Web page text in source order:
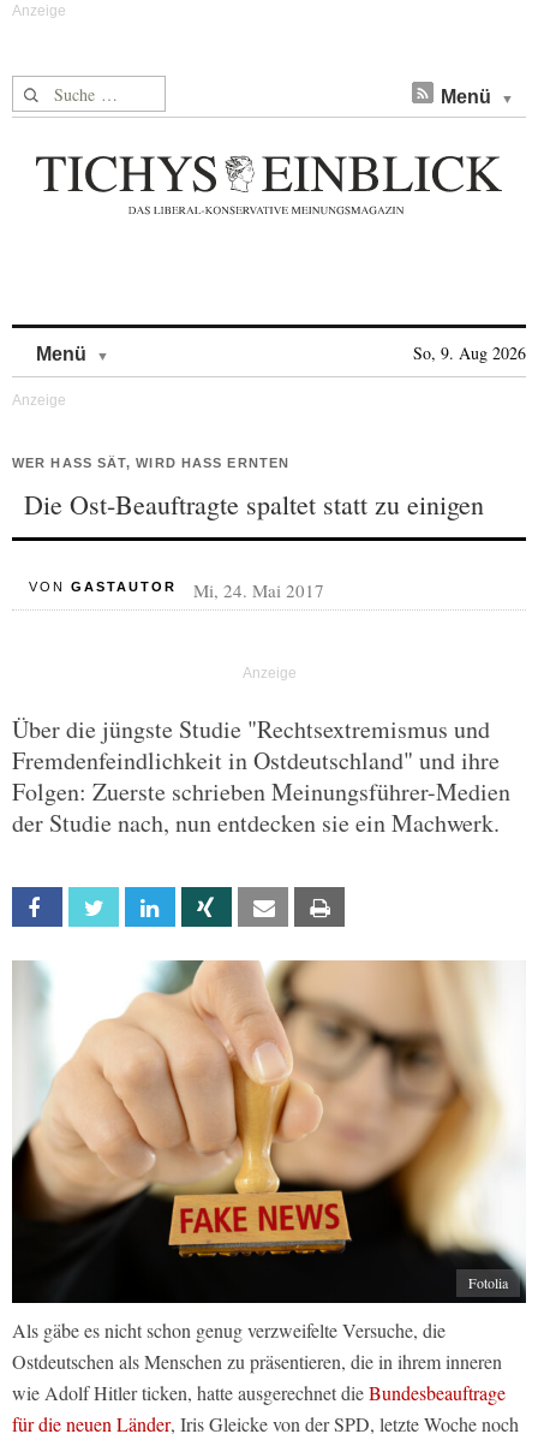
Suche nach: Menü
Menü So, 9. Aug 2026
WER HASS SÄT, WIRD HASS ERNTEN
Die Ost-Beauftragte spaltet statt zu einigen
VON GASTAUTOR Mi, 24. Mai 2017
Über die jüngste Studie "Rechtsextremismus und
Fremdenfeindlichkeit in Ostdeutschland" und ihre
Folgen: Zuerste schrieben Meinungsführer-Medien
der Studie nach, nun entdecken sie ein Machwerk.
Facebook Twitter Linkedin Xing Email
Fotolia
Als gäbe es nicht schon genug verzweifelte Versuche, die
Ostdeutschen als Menschen zu präsentieren, die in ihrem inneren
wie Adolf Hitler ticken, hatte ausgerechnet dieBundesbeauftrage
für die neuen Länder, Iris Gleicke von der SPD, letzte Woche noch